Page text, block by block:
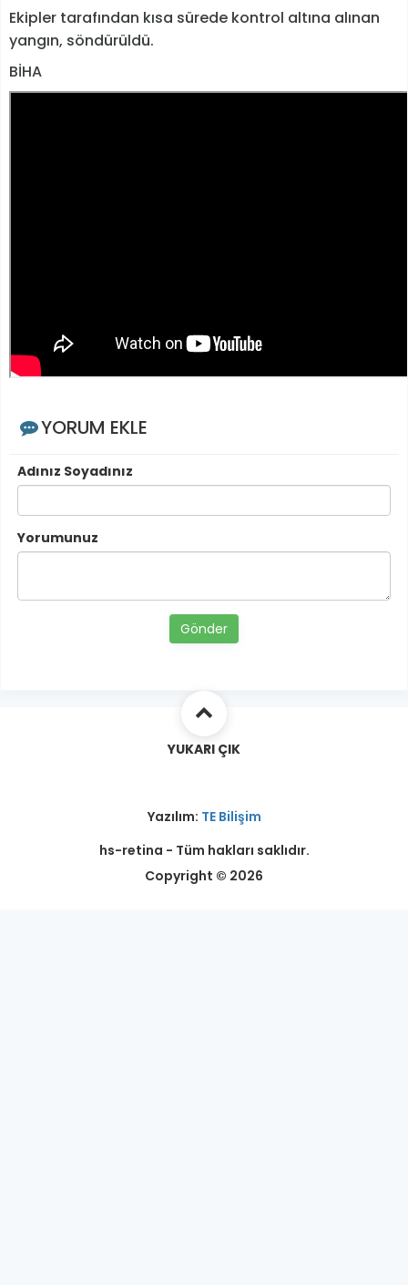
Ekipler tarafından kısa sürede kontrol altına alınan
yangın, söndürüldü.
BİHA
YORUM EKLE
Adınız Soyadınız
Yorumunuz
Gönder
YUKARI ÇIK
Yazılım: TE Bilişim
hs-retina - Tüm hakları saklıdır.
Copyright © 2026